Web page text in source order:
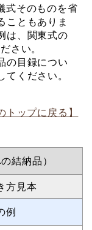
式そのものを省
こともありま
は、関東式の
さい。
の目録につい
ください。
トップに戻る】
結納品）
方見本
例